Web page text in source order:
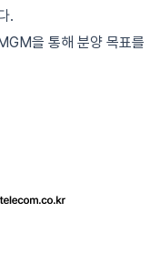
.
을 통해 분양 목표를